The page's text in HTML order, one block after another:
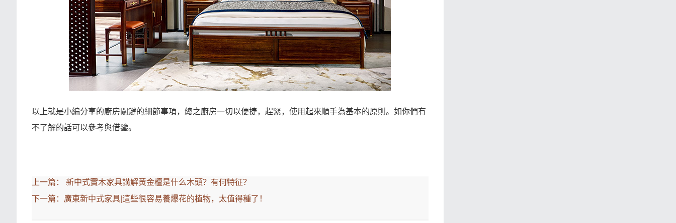
以上就是小編分享的廚房關鍵的細節事項，總之廚房一切以便捷，趕緊，使用起來順手為基本的原則。如你們有
不了解的話可以參考與借鑒。
上一篇： 新中式實木家具講解黃金檀是什么木頭？有何特征？
下一篇： 廣東新中式家具|這些很容易養爆花的植物，太值得種了！